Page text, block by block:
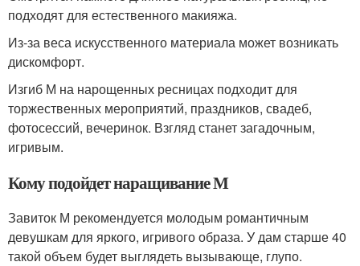
подходят для естественного макияжа.
Из-за веса искусственного материала может возникать
дискомфорт.
Изгиб М на нарощенных ресницах подходит для
торжественных мероприятий, праздников, свадеб,
фотосессий, вечеринок. Взгляд станет загадочным,
игривым.
Кому подойдет наращивание М
Завиток М рекомендуется молодым романтичным
девушкам для яркого, игривого образа. У дам старше 40
такой объем будет выглядеть вызывающе, глупо.